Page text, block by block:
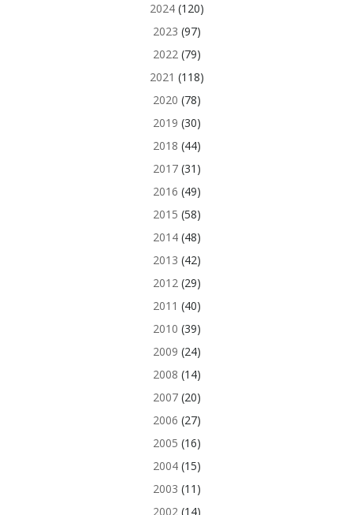
2024(120)
2023 (97)
2022(79)
2021 (118)
2020 (78)
2019 (30)
2018 (44)
2017(31)
2016 (49)
2015 (58)
2014(48)
2013 (42)
2012(29)
2011 (40)
2010 (39)
2009 (24)
2008 (14)
2007(20)
2006 (27)
2005 (16)
2004(15)
2003 (11)
2002(14)